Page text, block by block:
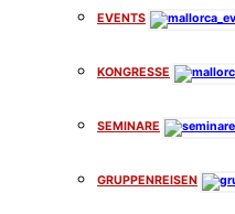
EVENTS
KONGRESSE
SEMINARE
GRUPPENREISEN